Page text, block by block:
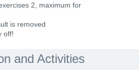
2, maximum for
is removed
off!
and Activities